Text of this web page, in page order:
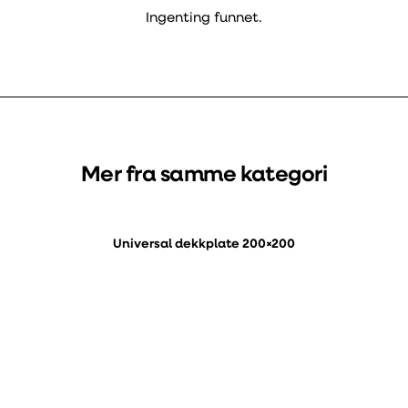
Ingenting funnet.
Mer fra samme kategori
Universal dekkplate 200×200